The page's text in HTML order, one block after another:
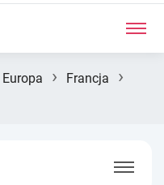
Europa › Francja ›